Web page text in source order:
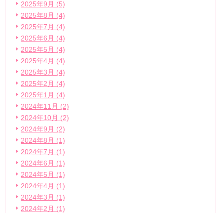
2025年9月 (5)
2025年8月 (4)
2025年7月 (4)
2025年6月 (4)
2025年5月 (4)
2025年4月 (4)
2025年3月 (4)
2025年2月 (4)
2025年1月 (4)
2024年11月 (2)
2024年10月 (2)
2024年9月 (2)
2024年8月 (1)
2024年7月 (1)
2024年6月 (1)
2024年5月 (1)
2024年4月 (1)
2024年3月 (1)
2024年2月 (1)